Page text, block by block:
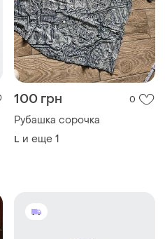
100 грн 0
Рубашка сорочка
L и еще 1